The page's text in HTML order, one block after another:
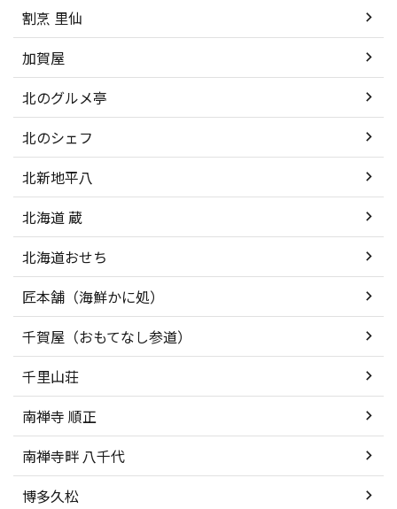
割烹 里仙
加賀屋
北のグルメ亭
北のシェフ
北新地平八
北海道 蔵
北海道おせち
匠本舗（海鮮かに処）
千賀屋（おもてなし参道）
千里山荘
南禅寺 順正
南禅寺畔 八千代
博多久松